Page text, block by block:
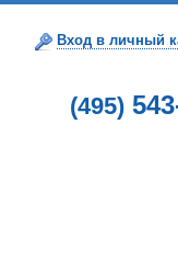
Вход в личный
(495)